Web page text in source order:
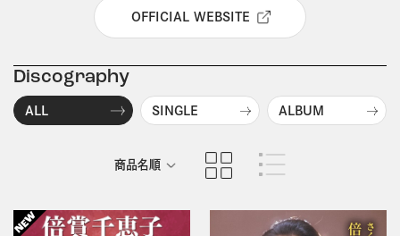
OFFICIAL WEBSITE
Discography
ALL SINGLE ALBUM
商品名順